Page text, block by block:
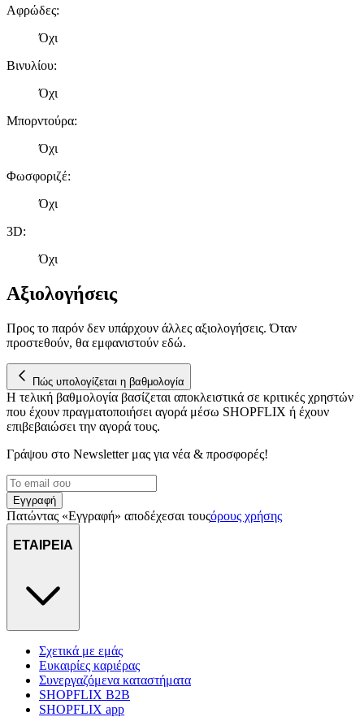
Αφρώδες:
Όχι
Βινυλίου:
Όχι
Μπορντούρα:
Όχι
Φωσφοριζέ:
Όχι
3D:
Όχι
Αξιολογήσεις
Προς το παρόν δεν υπάρχουν άλλες αξιολογήσεις. Όταν
προστεθούν, θα εμφανιστούν εδώ.
Πώς υπολογίζεται η βαθμολογία
Η τελική βαθμολογία βασίζεται αποκλειστικά σε κριτικές χρηστών
που έχουν πραγματοποιήσει αγορά μέσω SHOPFLIX ή έχουν
επιβεβαιώσει την αγορά τους.
Γράψου στο Νewsletter μας για νέα & προσφορές!
Εγγραφή
Πατώντας «Εγγραφή» αποδέχεσαι τουςόρους χρήσης
ΕΤΑΙΡΕΙΑ
Σχετικά με εμάς
Ευκαιρίες καριέρας
Συνεργαζόμενα καταστήματα
SHOPFLIX B2B
SHOPFLIX app